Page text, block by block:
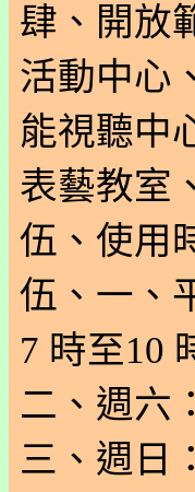
肆、開放
活動中心
能視聽中
表藝教室
伍、使用
伍、一、
7 時至10
二、週六
三、週日